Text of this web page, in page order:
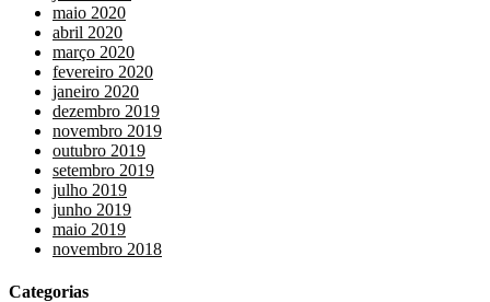
maio 2020
abril 2020
março 2020
fevereiro 2020
janeiro 2020
dezembro 2019
novembro 2019
outubro 2019
setembro 2019
julho 2019
junho 2019
maio 2019
novembro 2018
Categorias